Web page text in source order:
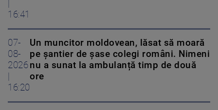
16:41
07-
08-
2026
16:20
Un muncitor moldovean, lăsat să moară
pe șantier de șase colegi români. Nimeni
nu a sunat la ambulanță timp de două
ore